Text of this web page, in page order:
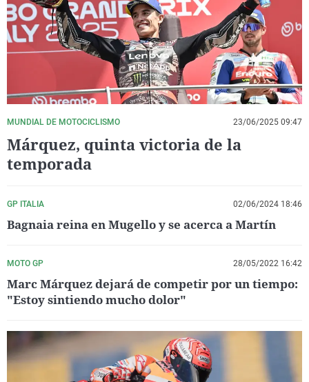
La rosa de los vientos
Gente viajera
Como el perro y el
Caso
Retornados
Equipo de
Operación Viuda
Extremadura
Galicia
La Rioja
Navarra
País Vasco
Virales
Televisión
Elecciones
MUNDIAL DE MOTOCICLISMO 23/06/2025 09:47
Márquez, quinta victoria de la
temporada
GP ITALIA 02/06/2024 18:46
Bagnaia reina en Mugello y se acerca a Martín
MOTO GP 28/05/2022 16:42
Marc Márquez dejará de competir por un tiempo:
"Estoy sintiendo mucho dolor"